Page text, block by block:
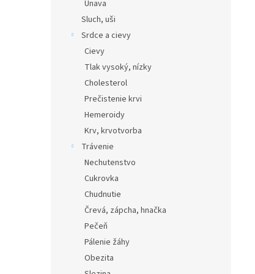
Únava
Sluch, uši
Srdce a cievy
Cievy
Tlak vysoký, nízky
Cholesterol
Prečistenie krvi
Hemeroidy
Krv, krvotvorba
Trávenie
Nechutenstvo
Cukrovka
Chudnutie
Črevá, zápcha, hnačka
Pečeň
Pálenie žáhy
Obezita